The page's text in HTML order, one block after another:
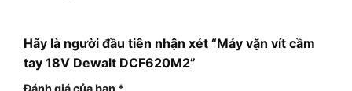
Hãy là người đầu tiên nhận xét “Máy vặn vít cầm
tay 18V Dewalt DCF620M2”